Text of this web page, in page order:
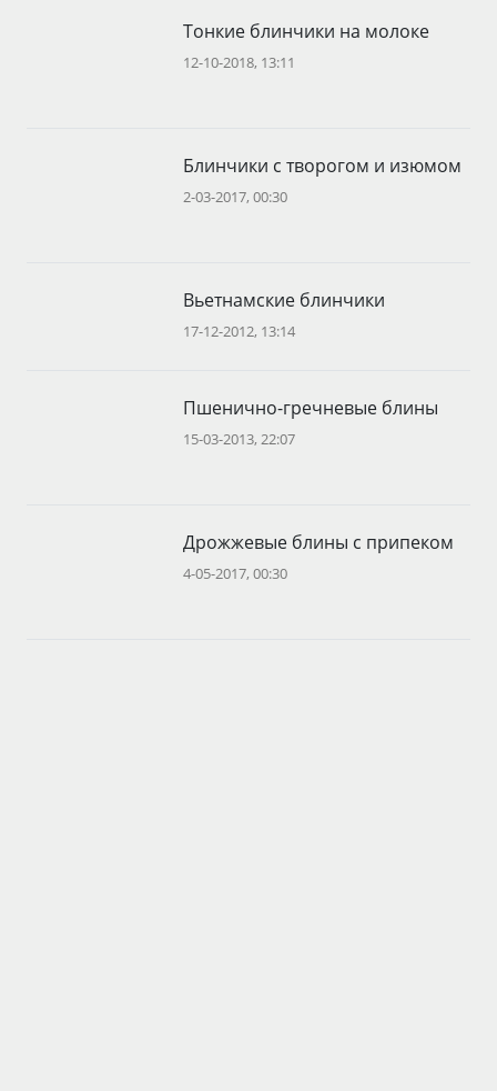
Тонкие блинчики на молоке
12-10-2018, 13:11
Блинчики с творогом и изюмом
2-03-2017, 00:30
Вьетнамские блинчики
17-12-2012, 13:14
Пшенично-гречневые блины
15-03-2013, 22:07
Дрожжевые блины с припеком
4-05-2017, 00:30